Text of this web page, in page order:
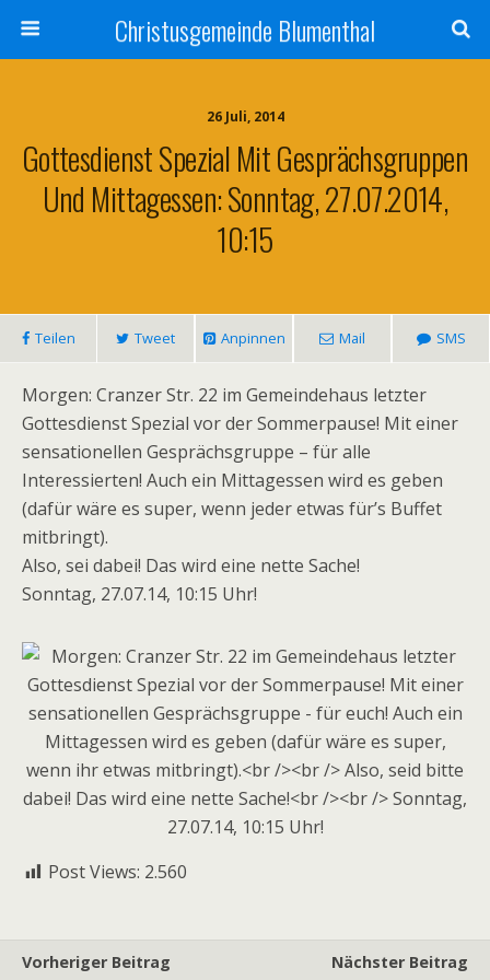
Christusgemeinde Blumenthal
26 Juli, 2014
Gottesdienst Spezial Mit Gesprächsgruppen
Und Mittagessen: Sonntag, 27.07.2014,
10:15
Teilen Tweet Anpinnen Mail SMS
Morgen: Cranzer Str. 22 im Gemeindehaus letzter
Gottesdienst Spezial vor der Sommerpause! Mit einer
sensationellen Gesprächsgruppe – für alle
Interessierten! Auch ein Mittagessen wird es geben
(dafür wäre es super, wenn jeder etwas für’s Buffet
mitbringt).
Also, sei dabei! Das wird eine nette Sache!
Sonntag, 27.07.14, 10:15 Uhr!
Post Views: 2.560
Vorheriger Beitrag Nächster Beitrag